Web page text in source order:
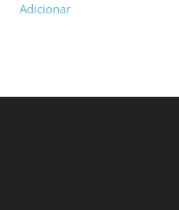
Adicionar